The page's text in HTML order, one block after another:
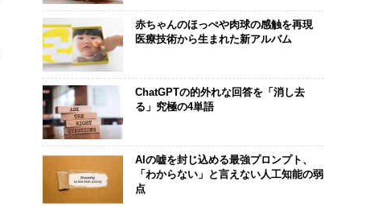
赤ちゃんのほっぺや肉球の感触を再現
医療技術から生まれた新アルバム
ChatGPTの的外れな回答を「消し去
る」究極の4単語
AIの嘘を封じ込める最強プロンプト、
「わからない」と言えない人工知能の弱
点